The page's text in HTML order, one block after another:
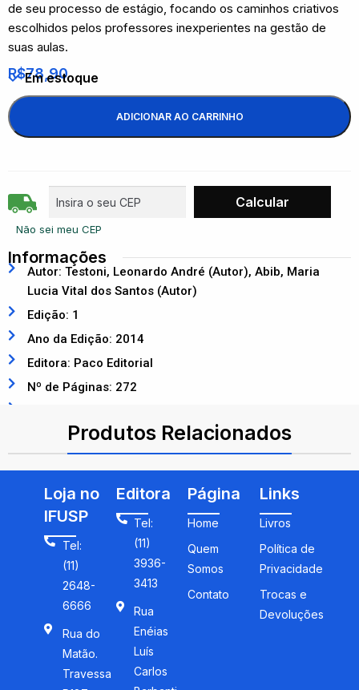
de seu processo de estágio, focando os caminhos criativos
escolhidos pelos professores inexperientes na gestão de
suas aulas.
R$78,90
Em estoque
ADICIONAR AO CARRINHO
Não sei meu CEP
Informações
Autor: Testoni, Leonardo André (Autor), Abib, Maria
Lucia Vital dos Santos (Autor)
Edição: 1
Ano da Edição: 2014
Editora: Paco Editorial
Nº de Páginas: 272
Produtos Relacionados
Loja no
IFUSP
Tel:
(11)
2648-
6666
Rua do
Matão.
Travessa
Editora
Tel:
(11)
3936-
3413
Rua
Enéias
Luís
Carlos
Página
Home
Quem
Somos
Contato
Links
Livros
Política de
Privacidade
Trocas e
Devoluções